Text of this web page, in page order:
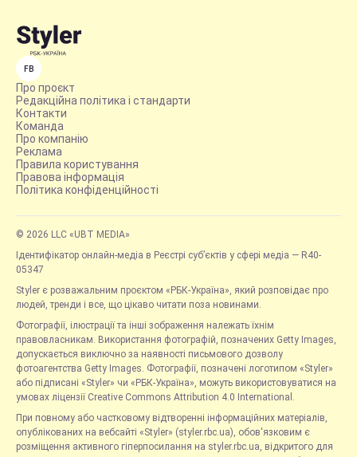
FB
Про проєкт
Редакційна політика і стандарти
Контакти
Команда
Про компанію
Реклама
Правила користування
Правова інформація
Політика конфіденційності
© 2026 LLC «UBT MEDIA»
Ідентифікатор онлайн-медіа в Реєстрі суб’єктів у сфері медіа — R40-
05347
Styler є розважальним проєктом «РБК-Україна», який розповідає про
людей, тренди і все, що цікаво читати поза новинами.
Фотографії, ілюстрації та інші зображення належать їхнім
правовласникам. Використання фотографій, позначених Getty Images,
допускається виключно за наявності письмового дозволу
фотоагентства Getty Images. Фотографії, позначені логотипом «Styler»
або підписані «Styler» чи «РБК-Україна», можуть використовуватися на
умовах ліцензії Creative Commons Attribution 4.0 International.
При повному або частковому відтворенні інформаційних матеріалів,
опублікованих на вебсайті «Styler» (styler.rbc.ua), обов'язковим є
розміщення активного гіперпосилання на styler.rbc.ua, відкритого для